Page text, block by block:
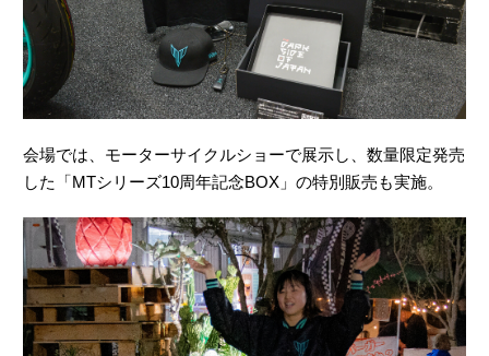
会場では、モーターサイクルショーで展示し、数量限定発売
した「MTシリーズ10周年記念BOX」の特別販売も実施。